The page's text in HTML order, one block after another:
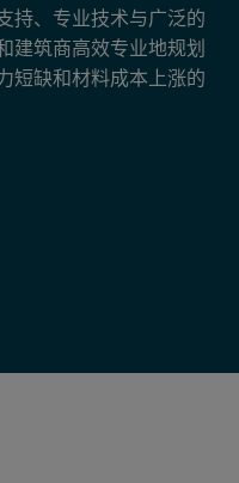
持、专业技术与广泛的
建筑商高效专业地规划
短缺和材料成本上涨的